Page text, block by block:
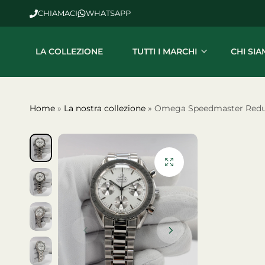
CHIAMACI WHATSAPP
LA COLLEZIONE TUTTI I MARCHI CHI
Home » La nostra collezione » Omega Speedmaster